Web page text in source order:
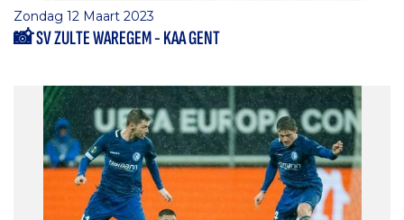
Zondag 12 Maart 2023
📸 SV ZULTE WAREGEM - KAA GENT